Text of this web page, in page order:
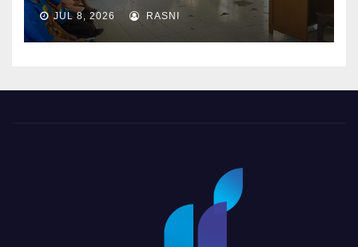
JUL 8, 2026 RASNI